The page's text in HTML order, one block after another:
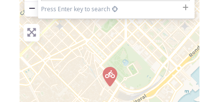
−
Press Enter key to search